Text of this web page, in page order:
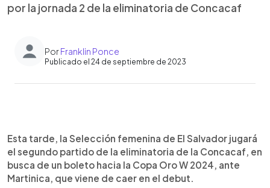
por la jornada 2 de la eliminatoria de Concacaf
PorFranklin Ponce
Publicado el 24 de septiembre de 2023
Escuchar artículo
Esta tarde, la Selección femenina de El Salvador jugará
el segundo partido de la eliminatoria de la Concacaf, en
busca de un boleto hacia la Copa Oro W 2024, ante
Martinica, que viene de caer en el debut.